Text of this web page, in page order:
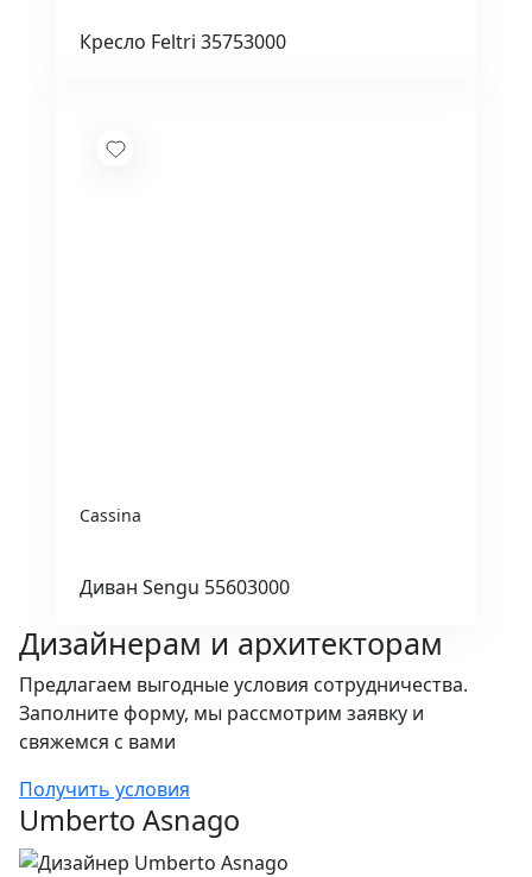
Кресло Feltri 35753000
Cassina
Диван Sengu 55603000
Дизайнерам и архитекторам
Предлагаем выгодные условия сотрудничества.
Заполните форму, мы рассмотрим заявку и
свяжемся с вами
Получить условия
Umberto Asnago